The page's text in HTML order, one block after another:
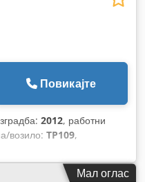
Повикајте
2012, работни
возило: TP109,
Мал оглас